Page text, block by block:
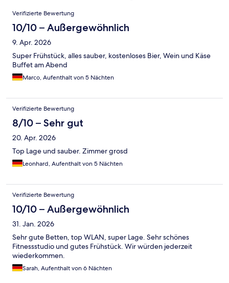
Bewertungen
Verifizierte Bewertung
10/10 – Außergewöhnlich
9. Apr. 2026
Super Frühstück, alles sauber, kostenloses Bier, Wein und Käse
Buffet am Abend
Marco, Aufenthalt von 5 Nächten
Verifizierte Bewertung
8/10 – Sehr gut
20. Apr. 2026
Top Lage und sauber. Zimmer grosd
Leonhard, Aufenthalt von 5 Nächten
Verifizierte Bewertung
10/10 – Außergewöhnlich
31. Jan. 2026
Sehr gute Betten, top WLAN, super Lage. Sehr schönes
Fitnessstudio und gutes Frühstück. Wir würden jederzeit
wiederkommen.
Sarah, Aufenthalt von 6 Nächten